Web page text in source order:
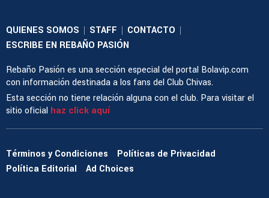
QUIENES SOMOS | STAFF | CONTACTO |
ESCRIBE EN REBAÑO PASIÓN
Rebaño Pasión es una sección especial del portal Bolavip.com
con información destinada a los fans del Club Chivas.
Esta sección no tiene relación alguna con el club. Para visitar el
sitio oficial haz click aquí
Términos y Condiciones
Políticas de Privacidad
Política Editorial
Ad Choices